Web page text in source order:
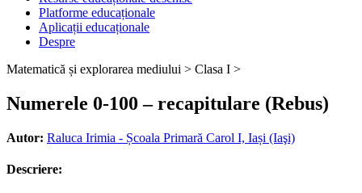
Platforme educaționale
Aplicații educaționale
Despre
Matematică și explorarea mediului > Clasa I >
Numerele 0-100 – recapitulare (Rebus)
Autor: Raluca Irimia - Școala Primară Carol I, Iași (Iaşi)
Descriere: